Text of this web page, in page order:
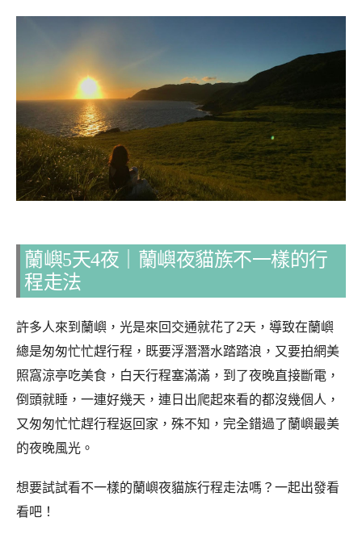
蘭嶼5天4夜｜蘭嶼夜貓族不一樣的行
程走法
許多人來到蘭嶼，光是來回交通就花了2天，導致在蘭嶼
總是匆匆忙忙趕行程，既要浮潛潛水踏踏浪，又要拍網美
照窩涼亭吃美食，白天行程塞滿滿，到了夜晚直接斷電，
倒頭就睡，一連好幾天，連日出爬起來看的都沒幾個人，
又匆匆忙忙趕行程返回家，殊不知，完全錯過了蘭嶼最美
的夜晚風光。
想要試試看不一樣的蘭嶼夜貓族行程走法嗎？一起出發看
看吧！